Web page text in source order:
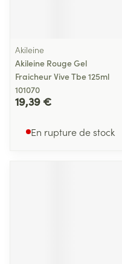
Akileine
Akileine Rouge Gel
Fraicheur Vive Tbe 125ml
101070
19,39 €
En rupture de stock